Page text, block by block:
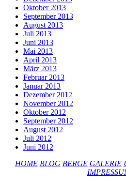
Oktober 2013
September 2013
August 2013
Juli 2013
Juni 2013
Mai 2013
April 2013
März 2013
Februar 2013
Januar 2013
Dezember 2012
November 2012
Oktober 2012
September 2012
August 2012
Juli 2012
Juni 2012
HOME BLOG BERGE GALERIE